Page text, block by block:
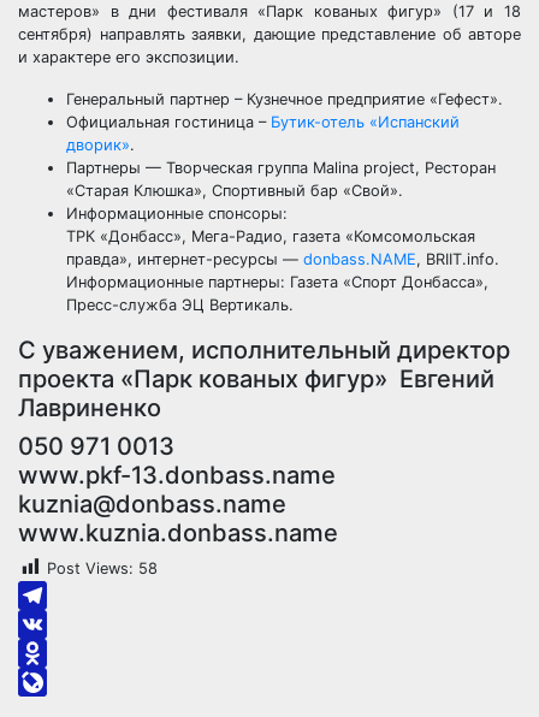
мастеров» в дни фестиваля «Парк кованых фигур» (17 и 18
сентября) направлять заявки, дающие представление об авторе
и характере его экспозиции.
Генеральный партнер – Кузнечное предприятие «Гефест».
Официальная гостиница – Бутик-отель «Испанский
дворик».
Партнеры — Творческая группа Malina project, Ресторан
«Старая Клюшка», Спортивный бар «Свой».
Информационные спонсоры:
ТРК «Донбасс», Мега-Радио, газета «Комсомольская
правда», интернет-ресурсы — donbass.NAME, BRIIT.info.
Информационные партнеры: Газета «Спорт Донбасса»,
Пресс-служба ЭЦ Вертикаль.
С уважением, исполнительный директор
проекта «Парк кованых фигур» Евгений
Лавриненко
050 971 0013
www.pkf-13.donbass.name
kuznia@donbass.name
www.kuznia.donbass.name
Post Views: 58
Telegram
VK
Odnoklassniki